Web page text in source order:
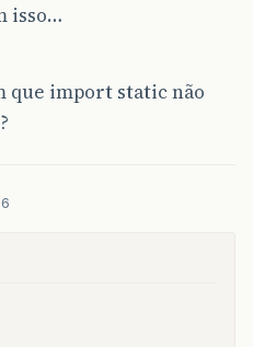
isso…
que import static não